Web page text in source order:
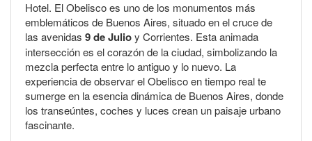
Hotel. El Obelisco es uno de los monumentos más
emblemáticos de Buenos Aires, situado en el cruce de
las avenidas 9 de Julioy Corrientes. Esta animada
intersección es el corazón de la ciudad, simbolizando la
mezcla perfecta entre lo antiguo y lo nuevo. La
experiencia de observar el Obelisco en tiempo real te
sumerge en la esencia dinámica de Buenos Aires, donde
los transeúntes, coches y luces crean un paisaje urbano
fascinante.